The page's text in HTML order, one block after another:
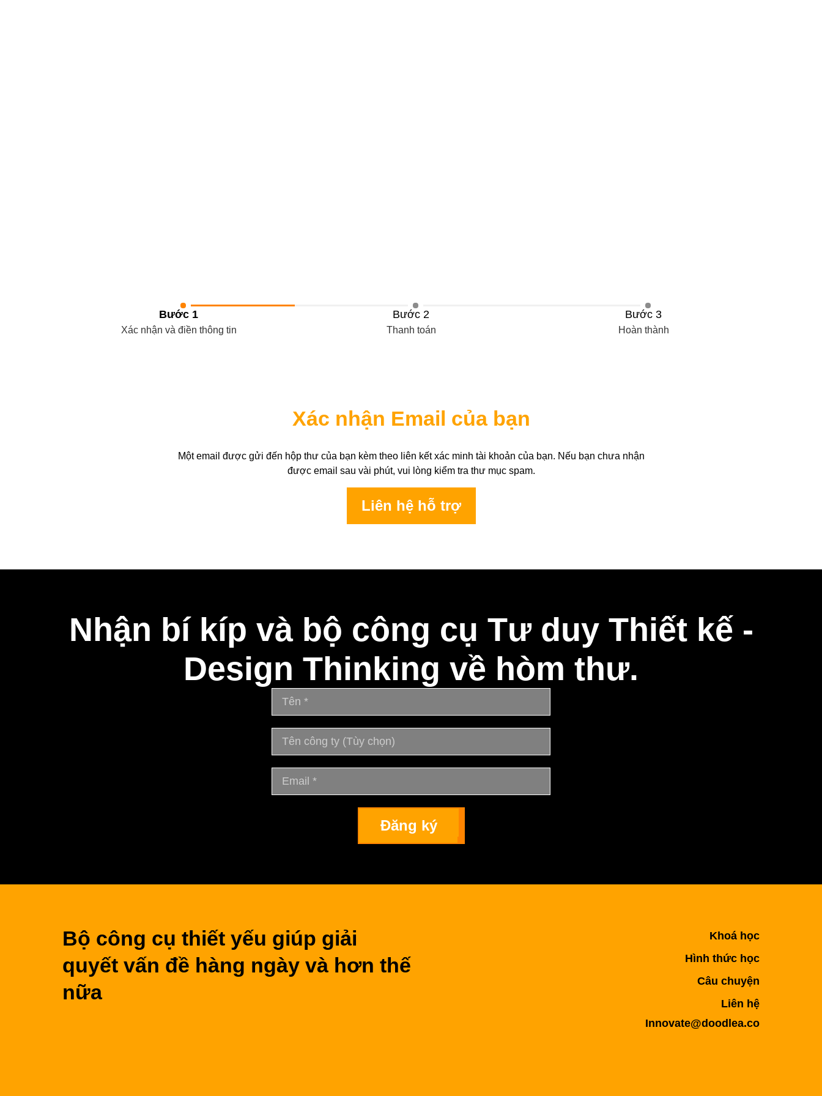
Bước 1
Xác nhận và điền thông tin
Bước 2
Thanh toán
Bước 3
Hoàn thành
Xác nhận Email của bạn
Một email được gửi đến hộp thư của bạn kèm theo liên kết xác minh tài khoản của bạn. Nếu bạn chưa nhận
được email sau vài phút, vui lòng kiểm tra thư mục spam.
Liên hệ hỗ trợ
Nhận bí kíp và bộ công cụ Tư duy Thiết kế -
Design Thinking về hòm thư.
Đăng ký
Bộ công cụ thiết yếu giúp giải
quyết vấn đề hàng ngày và hơn thế
nữa
Khoá học
Hình thức học
Câu chuyện
Liên hệ
Innovate@doodlea.co